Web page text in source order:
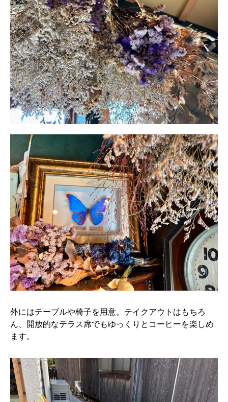
外にはテーブルや椅子を用意。テイクアウトはもちろ
ん、開放的なテラス席でもゆっくりとコーヒーを楽しめ
ます。